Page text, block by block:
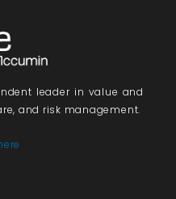
leader in value and
and risk management.